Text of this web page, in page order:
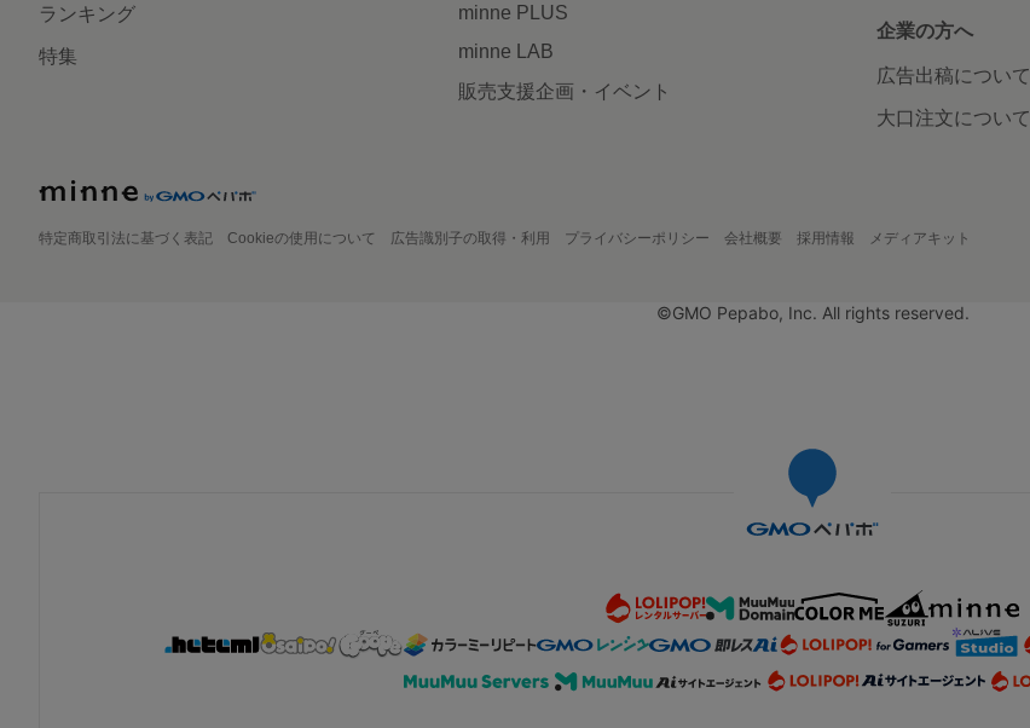
ランキング
特集
minne PLUS
minne LAB
販売支援企画・イベント
企業の方へ
広告出稿について
大口注文について
特定商取引法に基づく表記 Cookieの使用について 広告識別子の取得・利用 プライバシーポリシー 会社概要 採用情報 メディアキット
©GMO Pepabo, Inc. All rights reserved.